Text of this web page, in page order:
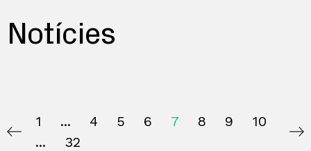
Notícies
1 4 5 6 7 8 9
10
32